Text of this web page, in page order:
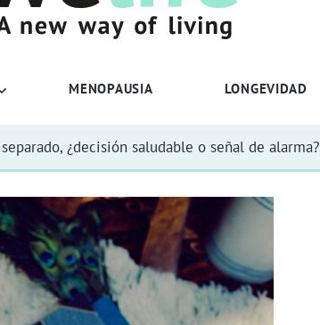
MENOPAUSIA LONGEVIDAD
¿decisión saludable o señal de alarma?